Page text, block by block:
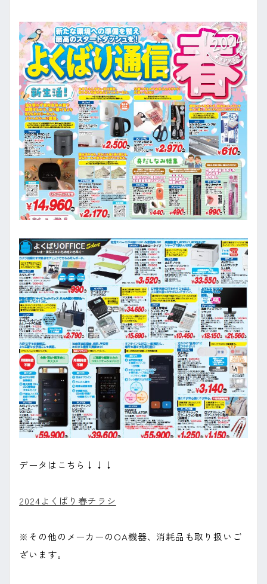
データはこちら↓↓↓
2024よくばり春チラシ
※その他のメーカーのOA機器、消耗品も取り扱いご
ざいます。